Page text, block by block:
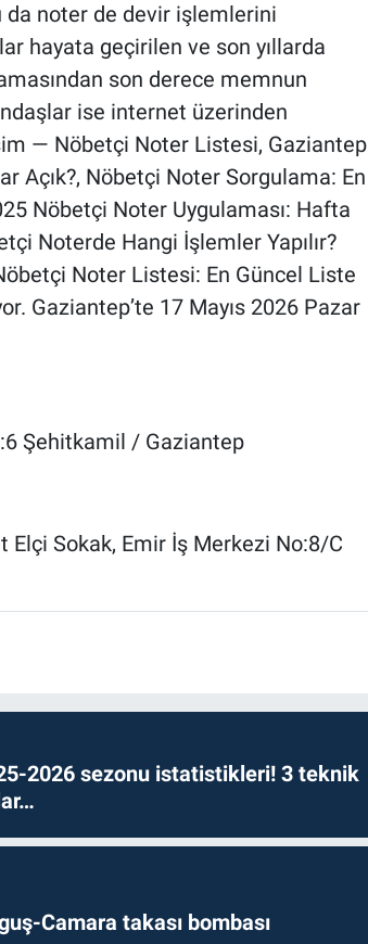
noter de devir işlemlerini
hayata geçirilen ve son yıllarda
son derece memnun
ise internet üzerinden
— Nöbetçi Noter Listesi, Gaziantep
Açık?, Nöbetçi Noter Sorgulama: En
Nöbetçi Noter Uygulaması: Hafta
Noterde Hangi İşlemler Yapılır?
Noter Listesi: En Güncel Liste
Gaziantep’te 17 Mayıs 2026 Pazar
Şehitkamil / Gaziantep
Sokak, Emir İş Merkezi No:8/C
2026 sezonu istatistikleri! 3 teknik
Camara takası bombası